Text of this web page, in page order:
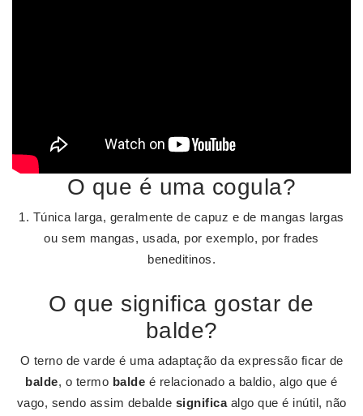
O que é uma cogula?
1. Túnica larga, geralmente de capuz e de mangas largas
ou sem mangas, usada, por exemplo, por frades
beneditinos.
O que significa gostar de
balde?
O terno de varde é uma adaptação da expressão ficar de
balde, o termo balde é relacionado a baldio, algo que é
vago, sendo assim debalde significaalgo que é inútil, não